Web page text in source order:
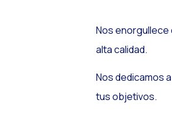
Nos
alta calidad.
Nos dedicamos
tus objetivos.